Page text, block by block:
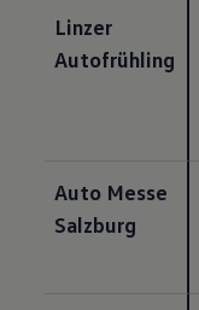
Linzer
Autofrühling
Auto Messe
Salzburg